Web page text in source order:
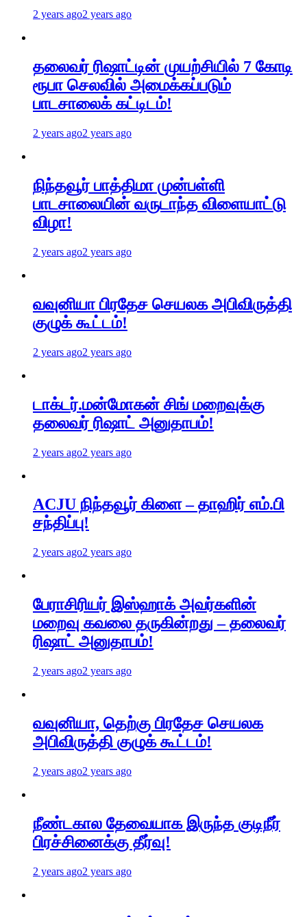
2 years ago2 years ago
தலைவர் ரிஷாட்டின் முயற்சியில் 7 கோடி
ரூபா செலவில் அமைக்கப்படும்
பாடசாலைக் கட்டிடம்!
2 years ago2 years ago
நிந்தவூர் பாத்திமா முன்பள்ளி
பாடசாலையின் வருடாந்த விளையாட்டு
விழா!
2 years ago2 years ago
வவுனியா பிரதேச செயலக அபிவிருத்தி
குழுக் கூட்டம்!
2 years ago2 years ago
டாக்டர்.மன்மோகன் சிங் மறைவுக்கு
தலைவர் ரிஷாட் அனுதாபம்!
2 years ago2 years ago
ACJU நிந்தவூர் கிளை – தாஹிர் எம்.பி
சந்திப்பு!
2 years ago2 years ago
பேராசிரியர் இஸ்ஹாக் அவர்களின்
மறைவு கவலை தருகின்றது – தலைவர்
ரிஷாட் அனுதாபம்!
2 years ago2 years ago
வவுனியா, தெற்கு பிரதேச செயலக
அபிவிருத்தி குழுக் கூட்டம்!
2 years ago2 years ago
நீண்டகால தேவையாக இருந்த குடிநீர்
பிரச்சினைக்கு தீர்வு!
2 years ago2 years ago